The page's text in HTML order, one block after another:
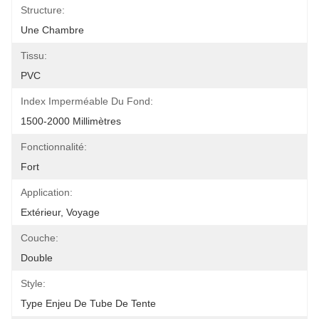
Structure:
Une Chambre
Tissu:
PVC
Index Imperméable Du Fond:
1500-2000 Millimètres
Fonctionnalité:
Fort
Application:
Extérieur, Voyage
Couche:
Double
Style:
Type Enjeu De Tube De Tente